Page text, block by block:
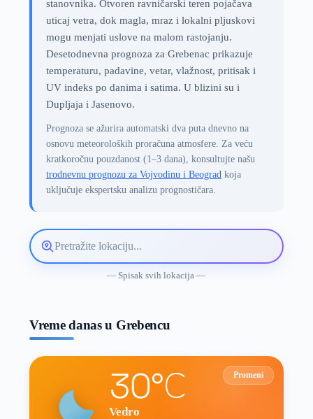
stanovnika. Otvoren ravničarski teren pojačava
uticaj vetra, dok magla, mraz i lokalni pljuskovi
mogu menjati uslove na malom rastojanju.
Desetodnevna prognoza za Grebenac prikazuje
temperaturu, padavine, vetar, vlažnost, pritisak i
UV indeks po danima i satima. U blizini su i
Dupljaja i Jasenovo.
Prognoza se ažurira automatski dva puta dnevno na
osnovu meteoroloških proračuna atmosfere. Za veću
kratkoročnu pouzdanost (1–3 dana), konsultujte našu
trodnevnu prognozu za Vojvodinu i Beogradkoja
uključuje ekspertsku analizu prognostičara.
Pretražite
lokaciju
— Spisak svih lokacija —
Vreme danas u Grebencu
Promeni
30°C
Vedro